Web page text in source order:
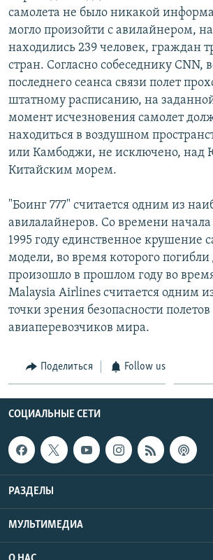
Русский
Все сайты Радио Азатутюн
самолета не было никакой
могло произойти с авилайнером, на
находились 239 человек, граждан
стран. Согласно собеседнику CNN,
последнего сеанса связи полет
штатному расписанию, на
момент исчезновения самолет
находиться в воздушном
или Камбоджи, не исключено,
Китайским морем.
"Боинг 777" считается одним из
авилалайнеров. Со времени начала
1995 году единственное крушение
модели, во время которого погибли
произошло в прошлом году во
Malaysia Airlines считается одним
точки зрения безопасности полетов
авиаперевозчиков мира.
Поделиться Follow us
СОЦИАЛЬНЫЕ СЕТИ
РАЗДЕЛЫ
МУЛЬТИМЕДИА